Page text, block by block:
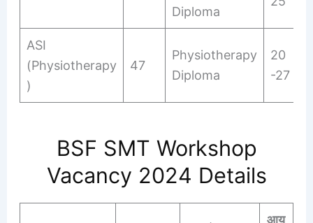
Diploma
ASI
(Physiotherapy
)
47
Physiotherapy
Diploma
20
-27
BSF SMT Workshop
Vacancy 2024 Details
आयु